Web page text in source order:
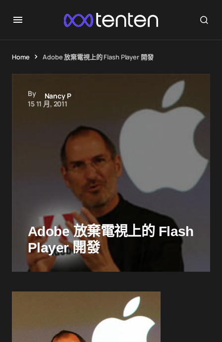
Home Adobe 放棄電視上的 Flash Player 開發
By
Nancy P
15 11 月, 2011
Adobe 放棄電視上的 Flash
Player 開發